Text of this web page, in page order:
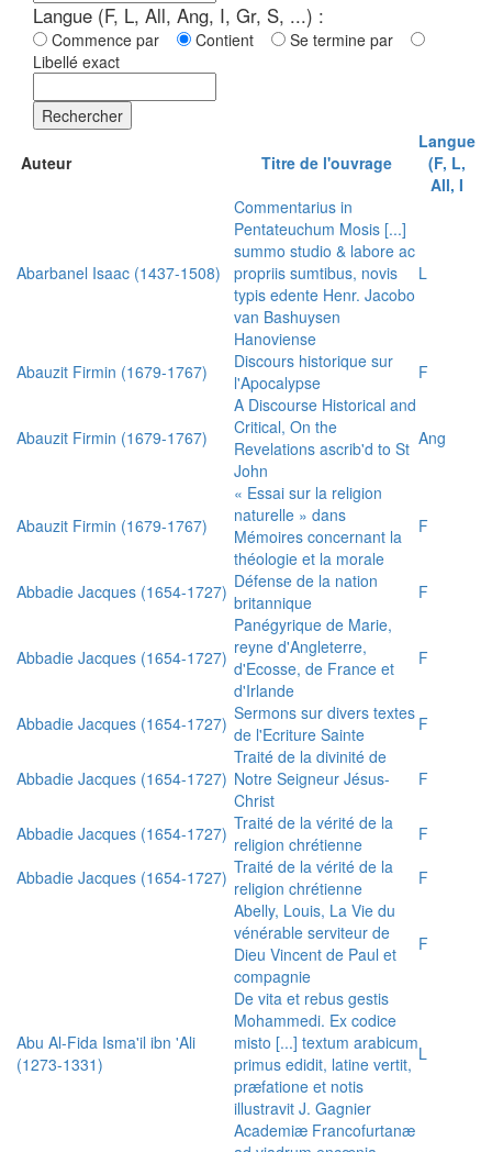
Langue (F, L, All, Ang, I, Gr, S, ...) :
Commence par Contient
Se termine par
Libellé exact
Rechercher
Auteur Titre de l'ouvrage
Langue
(F, L,
All, I
Abarbanel Isaac (1437-1508)
Commentarius in
Pentateuchum Mosis [...]
summo studio & labore ac
propriis sumtibus, novis
typis edente Henr. Jacobo
van Bashuysen
Hanoviense
L
Abauzit Firmin (1679-1767)
Discours historique sur
l'Apocalypse
F
Abauzit Firmin (1679-1767)
A Discourse Historical and
Critical, On the
Revelations ascrib'd to St
John
Ang
Abauzit Firmin (1679-1767)
« Essai sur la religion
naturelle » dans
Mémoires concernant la
théologie et la morale
F
Abbadie Jacques (1654-1727) Défense de la nation
britannique
F
Abbadie Jacques (1654-1727)
Panégyrique de Marie,
reyne d'Angleterre,
d'Ecosse, de France et
d'Irlande
F
Abbadie Jacques (1654-1727) Sermons sur divers textes
de l'Ecriture Sainte
F
Abbadie Jacques (1654-1727)
Traité de la divinité de
Notre Seigneur Jésus-
Christ
F
Abbadie Jacques (1654-1727) Traité de la vérité de la
religion chrétienne
F
Abbadie Jacques (1654-1727) Traité de la vérité de la
religion chrétienne
F
Abelly, Louis, La Vie du
vénérable serviteur de
Dieu Vincent de Paul et
compagnie
F
Abu Al-Fida Isma'il ibn 'Ali
(1273-1331)
De vita et rebus gestis
Mohammedi. Ex codice
misto [...] textum arabicum
primus edidit, latine vertit,
præfatione et notis
illustravit J. Gagnier
L
Academiæ Francofurtanæ